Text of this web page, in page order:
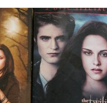
DVD:
Ingen omtaler (0)
kr 129,00